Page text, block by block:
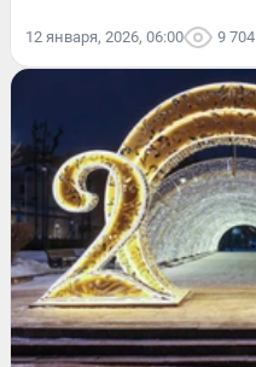
12 января, 2026, 06:00 9 704